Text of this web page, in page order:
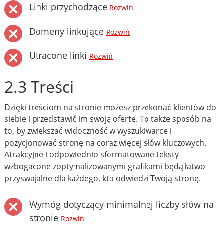
Linki przychodzące Rozwiń
Domeny linkujące Rozwiń
Utracone linki Rozwiń
2.3 Treści
Dzięki treściom na stronie możesz przekonać klientów do
siebie i przedstawić im swoją ofertę. To także sposób na
to, by zwiększać widoczność w wyszukiwarce i
pozycjonować stronę na coraz więcej słów kluczowych.
Atrakcyjne i odpowiednio sformatowane teksty
wzbogacone zoptymalizowanymi grafikami będą łatwo
przyswajalne dla każdego, kto odwiedzi Twoją stronę.
Wymóg dotyczący minimalnej liczby słów na
stronie Rozwiń